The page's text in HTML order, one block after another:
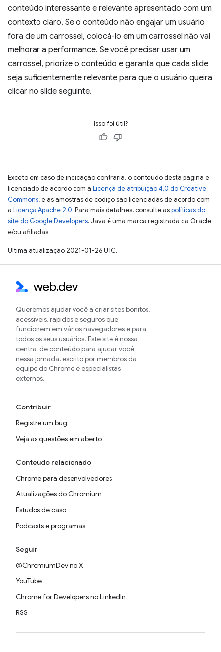
conteúdo interessante e relevante apresentado com um
contexto claro. Se o conteúdo não engajar um usuário
fora de um carrossel, colocá-lo em um carrossel não vai
melhorar a performance. Se você precisar usar um
carrossel, priorize o conteúdo e garanta que cada slide
seja suficientemente relevante para que o usuário queira
clicar no slide seguinte.
Isso foi útil?
Exceto em caso de indicação contrária, o conteúdo desta página é
licenciado de acordo com a Licença de atribuição 4.0 do Creative
Commons, e as amostras de código são licenciadas de acordo com
a Licença Apache 2.0. Para mais detalhes, consulte aspolíticas do
site do Google Developers. Java é uma marca registrada da Oracle
e/ou afiliadas.
Última atualização 2021-01-26 UTC.
Queremos ajudar você a criar sites bonitos,
acessíveis, rápidos e seguros que
funcionem em vários navegadores e para
todos os seus usuários. Este site é nossa
central de conteúdo para ajudar você
nessa jornada, escrito por membros da
equipe do Chrome e especialistas
externos.
Contribuir
Registre um bug
Veja as questões em aberto
Conteúdo relacionado
Chrome para desenvolvedores
Atualizações do Chromium
Estudos de caso
Podcasts e programas
Seguir
@ChromiumDev no X
YouTube
Chrome for Developers no LinkedIn
RSS